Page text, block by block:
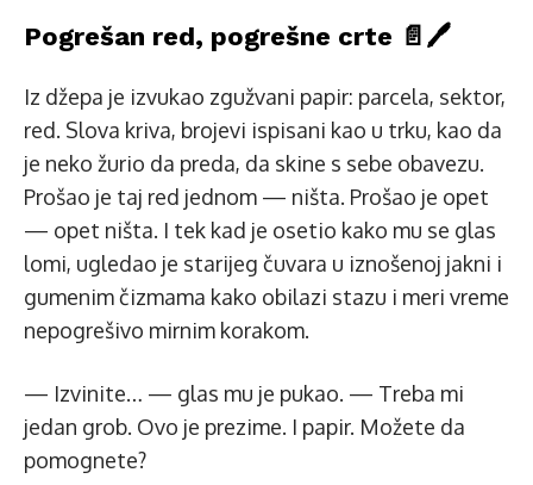
Pogrešan red, pogrešne crte 📄🖊️
Iz džepa je izvukao zgužvani papir: parcela, sektor,
red. Slova kriva, brojevi ispisani kao u trku, kao da
je neko žurio da preda, da skine s sebe obavezu.
Prošao je taj red jednom — ništa. Prošao je opet
— opet ništa. I tek kad je osetio kako mu se glas
lomi, ugledao je starijeg čuvara u iznošenoj jakni i
gumenim čizmama kako obilazi stazu i meri vreme
nepogrešivo mirnim korakom.
— Izvinite… — glas mu je pukao. — Treba mi
jedan grob. Ovo je prezime. I papir. Možete da
pomognete?